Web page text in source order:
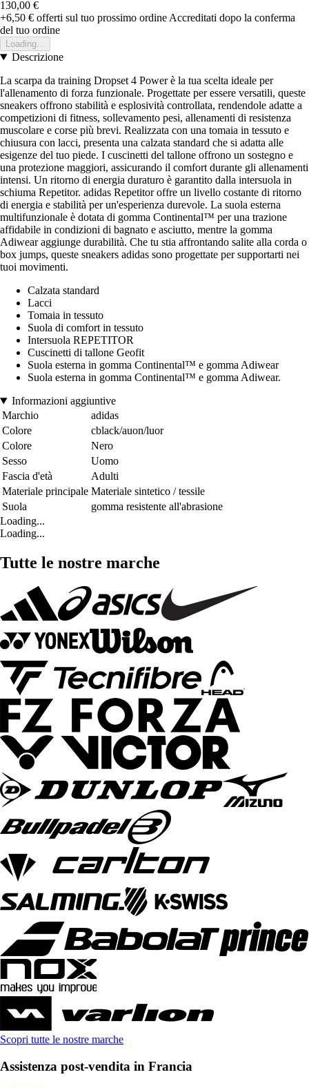
130,00 €
+6,50 € offerti sul tuo prossimo ordine Accreditati dopo la conferma
del tuo ordine
Loading...
Descrizione
La scarpa da training Dropset 4 Power è la tua scelta ideale per
l'allenamento di forza funzionale. Progettate per essere versatili, queste
sneakers offrono stabilità e esplosività controllata, rendendole adatte a
competizioni di fitness, sollevamento pesi, allenamenti di resistenza
muscolare e corse più brevi. Realizzata con una tomaia in tessuto e
chiusura con lacci, presenta una calzata standard che si adatta alle
esigenze del tuo piede. I cuscinetti del tallone offrono un sostegno e
una protezione maggiori, assicurando il comfort durante gli allenamenti
intensi. Un ritorno di energia duraturo è garantito dalla intersuola in
schiuma Repetitor. adidas Repetitor offre un livello costante di ritorno
di energia e stabilità per un'esperienza durevole. La suola esterna
multifunzionale è dotata di gomma Continental™ per una trazione
affidabile in condizioni di bagnato e asciutto, mentre la gomma
Adiwear aggiunge durabilità. Che tu stia affrontando salite alla corda o
box jumps, queste sneakers adidas sono progettate per supportarti nei
tuoi movimenti.
Calzata standard
Lacci
Tomaia in tessuto
Suola di comfort in tessuto
Intersuola REPETITOR
Cuscinetti di tallone Geofit
Suola esterna in gomma Continental™ e gomma Adiwear
Suola esterna in gomma Continental™ e gomma Adiwear.
Informazioni aggiuntive
Marchio
adidas
Colore
cblack/auon/luor
Colore
Nero
Sesso
Uomo
Fascia d'età
Adulti
Materiale principale Materiale sintetico / tessile
Suola
gomma resistente all'abrasione
Loading...
Loading...
Tutte le nostre marche
Scopri tutte le nostre marche
Assistenza post-vendita in Francia